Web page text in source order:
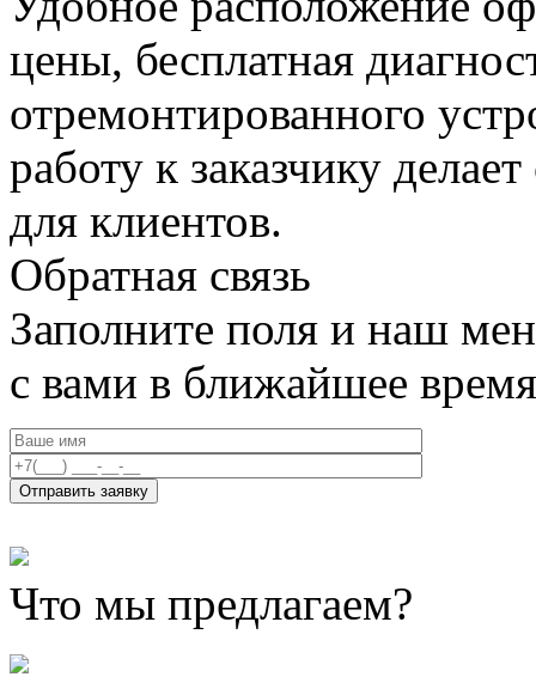
цены, бесплатная
отремонтированного
работу к заказчику
для клиентов.
Обратная связь
Заполните поля и наш
с вами в ближайшее время
Что мы предлагаем?